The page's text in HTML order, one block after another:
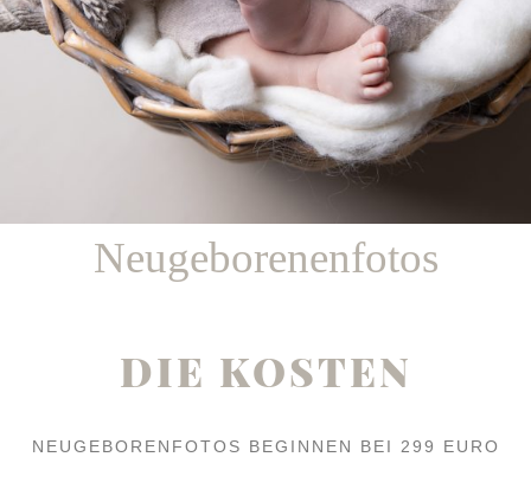
Neugeborenenfotos
DIE KOSTEN
NEUGEBORENFOTOS BEGINNEN BEI 299 EURO